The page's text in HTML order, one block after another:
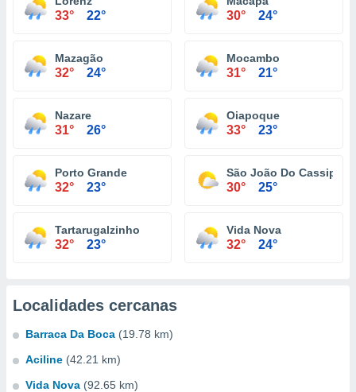
33° 22° 30° 24°
Mazagão
32° 24°
Mocambo
31° 21°
Nazare
31° 26°
Oiapoque
33° 23°
Porto Grande
32° 23°
São João Do Cassipore
30° 25°
Tartarugalzinho
32° 23°
Vida Nova
32° 24°
Localidades cercanas
Barraca Da Boca (19.78 km)
Aciline (42.21 km)
Vida Nova (92.65 km)